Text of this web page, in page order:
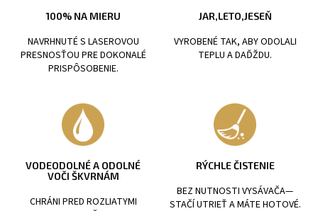
100% NA MIERU
NAVRHNUTÉ S LASEROVOU
PRESNOSŤOU PRE DOKONALÉ
PRISPÔSOBENIE.
JAR,LETO,JESEŇ
VYROBENÉ TAK, ABY ODOLALI
TEPLU A DAĎŽDU.
VODEODOLNÉ A ODOLNÉ
VOČI ŠKVRNÁM
CHRÁNI PRED ROZLIATYMI
RÝCHLE ČISTENIE
BEZ NUTNOSTI VYSÁVAČA—
STAČÍ UTRIEŤ A MÁTE HOTOVÉ.